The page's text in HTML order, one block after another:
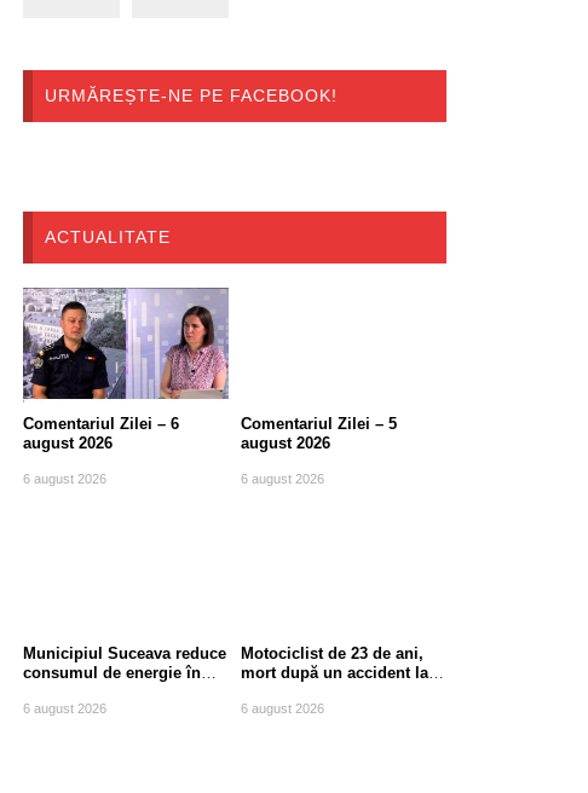
URMĂREȘTE-NE PE FACEBOOK!
ACTUALITATE
Comentariul Zilei – 6
august 2026
6 august 2026
Comentariul Zilei – 5
august 2026
6 august 2026
Municipiul Suceava reduce
consumul de energie în
6 august 2026
Motociclist de 23 de ani,
mort după un accident la
6 august 2026